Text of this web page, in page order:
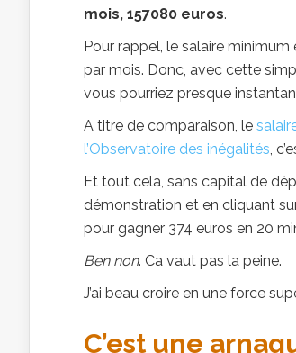
mois, 157080 euros.
Pour rappel, le salaire minimum
par mois. Donc, avec cette
vous pourriez presque
A titre de comparaison, le
l’Observatoire des inégalités ,
Et tout cela, sans capital de
démonstration et en cliquant
pour gagner 374 euros en 20
Ben non. Ca vaut pas la peine.
J’ai beau croire en une force
C’est une